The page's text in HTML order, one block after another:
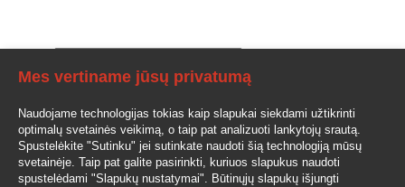
Mes vertiname jūsų privatumą
Naudojame technologijas tokias kaip slapukai siekdami užtikrinti
optimalų svetainės veikimą, o taip pat analizuoti lankytojų srautą.
Spustelėkite "Sutinku" jei sutinkate naudoti šią technologiją mūsų
svetainėje. Taip pat galite pasirinkti, kuriuos slapukus naudoti
spustelėdami "Slapukų nustatymai". Būtinųjų slapukų išjungti